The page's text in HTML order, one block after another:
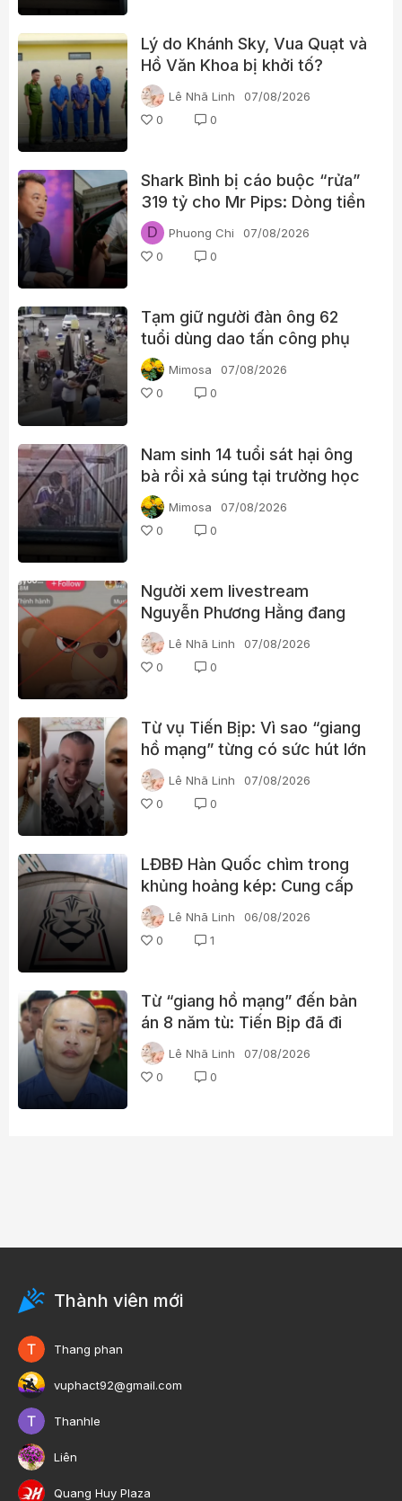
Lý do Khánh Sky, Vua Quạt và
Hồ Văn Khoa bị khởi tố?
Lê Nhã Linh
07/08/2026
0
0
Shark Bình bị cáo buộc “rửa”
319 tỷ cho Mr Pips: Dòng tiền
đã đi qua Ngân Lượng như thế
nào?
D Phuong Chi
07/08/2026
0
0
Tạm giữ người đàn ông 62
tuổi dùng dao tấn công phụ
nữ giữa chợ
Mimosa
07/08/2026
0
0
Nam sinh 14 tuổi sát hại ông
bà rồi xả súng tại trường học
Thái Lan
Mimosa
07/08/2026
0
0
Người xem livestream
Nguyễn Phương Hằng đang
tìm kiếm điều gì?
Lê Nhã Linh
07/08/2026
0
0
Từ vụ Tiến Bịp: Vì sao “giang
hồ mạng” từng có sức hút lớn
với người xem?
Lê Nhã Linh
07/08/2026
0
0
LĐBĐ Hàn Quốc chìm trong
khủng hoảng kép: Cung cấp
gái gọi cho trọng tài, cảnh sát
đột kích trụ sở
Lê Nhã Linh
06/08/2026
0
1
Từ “giang hồ mạng” đến bản
án 8 năm tù: Tiến Bịp đã đi
qua những gì?
Lê Nhã Linh
07/08/2026
0
0
Thành viên mới
Thang phan
vuphact92@gmail.com
Thanhle
Liên
Quang Huy Plaza